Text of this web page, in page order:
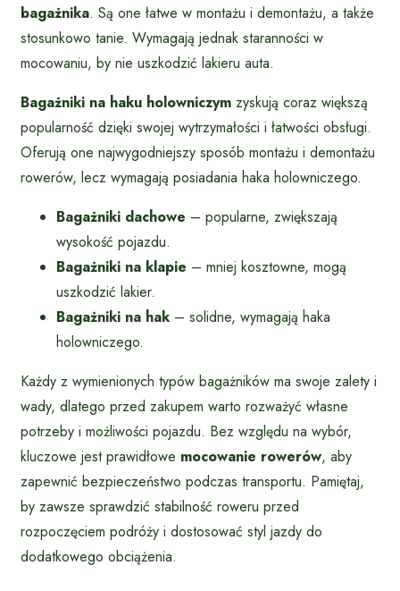
bagażnika. Są one łatwe w montażu i demontażu, a także
stosunkowo tanie. Wymagają jednak staranności w
mocowaniu, by nie uszkodzić lakieru auta.
Bagażniki na haku holowniczym zyskują coraz większą
popularność dzięki swojej wytrzymałości i łatwości obsługi.
Oferują one najwygodniejszy sposób montażu i demontażu
rowerów, lecz wymagają posiadania haka holowniczego.
Bagażniki dachowe – popularne, zwiększają
wysokość pojazdu.
Bagażniki na klapie – mniej kosztowne, mogą
uszkodzić lakier.
Bagażniki na hak – solidne, wymagają haka
holowniczego.
Każdy z wymienionych typów bagażników ma swoje zalety i
wady, dlatego przed zakupem warto rozważyć własne
potrzeby i możliwości pojazdu. Bez względu na wybór,
kluczowe jest prawidłowe mocowanie rowerów, aby
zapewnić bezpieczeństwo podczas transportu. Pamiętaj,
by zawsze sprawdzić stabilność roweru przed
rozpoczęciem podróży i dostosować styl jazdy do
dodatkowego obciążenia.